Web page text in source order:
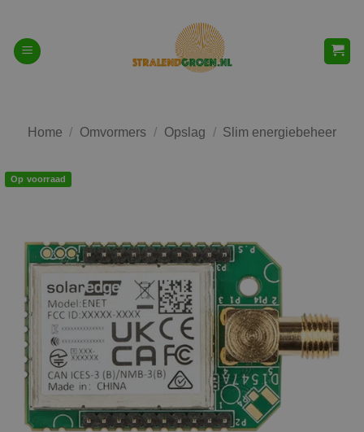
inhoud
Home / Omvormers / Opslag / Slim energiebeheer
Op voorraad